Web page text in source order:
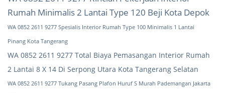
Rumah Minimalis 2 Lantai Type 120 Beji Kota Depok
WA 0852 2611 9277 Spesialis Interior Rumah Type 100 Minimalis 1 Lantai
Pinang Kota Tangerang
WA 0852 2611 9277 Total Biaya Pemasangan Interior Rumah
2 Lantai 8 X 14 Di Serpong Utara Kota Tangerang Selatan
WA 0852 2611 9277 Tukang Pasang Plafon Huruf S Murah Pademangan Jakarta